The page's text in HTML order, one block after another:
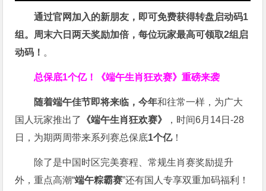
通过官网加入的新朋友，即可免费获得转盘启动码1
组。周末六日两天奖励加倍，每位玩家最高可领取2组启
动码！ 。
总保底1个亿！ 《端午生肖狂欢赛》重磅来袭
随着端午佳节即将来临，今年和往常一样，为广大
国人玩家推出了
《端午生肖狂欢赛》
，时间6月14日-28
日，为期两周带来系列赛总保底1个亿！
除了是中国时区完美赛程、常规生肖赛奖励提升
外，重点高潮“端午粽霸赛”还有国人专享双重加码福利！